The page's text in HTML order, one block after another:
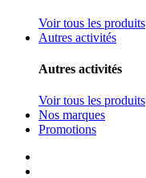
Voir tous les produits
Autres activités
Autres activités
Voir tous les produits
Nos marques
Promotions